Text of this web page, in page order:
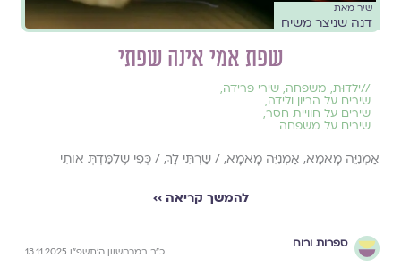
שיר מאת
דנה שניצר משיח
שפת אמי אינה שפתי
//ילדוּת, משפחה, שירי פרידה,
שירים על הריון ולידה,
שירים על חוויית חסר,
שירים על משפחה
אַמְנִיֵּה מָאמָא, אַמְנִיֵּה מָאמָא, / שַׁרְתִּי לָךְ, / כְּפִי שֶׁלִּמַּדְתְּ אוֹתִי
להמשך קריאה ››
ספרות ורוח
כ״ב במרחשוון ה׳תשפ״ו 13.11.2025